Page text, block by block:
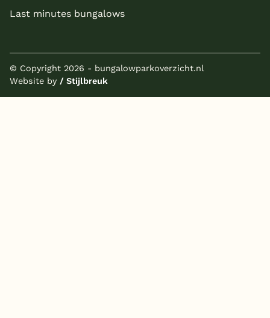
Last minutes bungalows
© Copyright 2026 - bungalowparkoverzicht.nl
Website by / Stijlbreuk